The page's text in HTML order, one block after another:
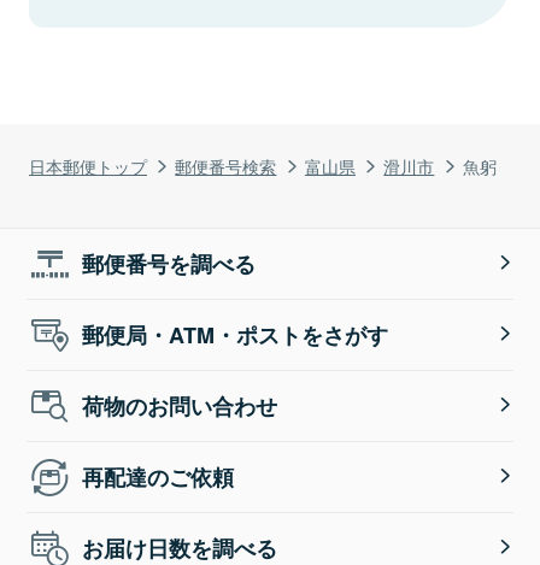
日本郵便トップ 郵便番号検索 富山県 滑川市 魚躬
郵便番号を調べる
郵便局・ATM・ポストをさがす
荷物のお問い合わせ
再配達のご依頼
お届け日数を調べる